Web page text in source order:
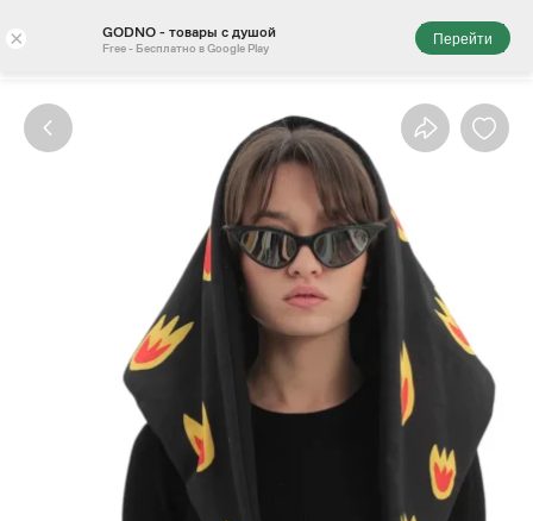
× GODNO - товары с душой
Free - Бесплатно в Google Play
Перейти